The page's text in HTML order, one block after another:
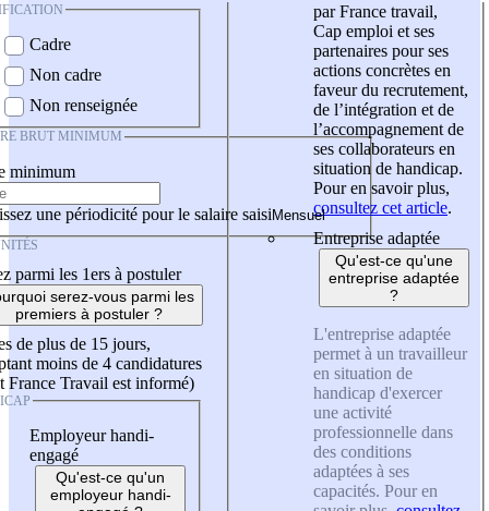
Cadre
Non cadre
Non renseignée
BRUT MINIMUM
minimum
une périodicité pour le salaire saisi
parmi les 1ers à postuler
serez-vous parmi les
premiers à postuler ?
de plus de 15 jours,
moins de 4 candidatures
France Travail est informé)
Employeur handi-
engagé
Qu'est-ce qu'un
employeur handi-
par France travail,
Cap emploi et ses
partenaires pour ses
actions concrètes en
faveur du recrutement,
de l’intégration et de
l’accompagnement de
ses collaborateurs en
situation de handicap.
Pour en savoir plus,
consultez cet article.
Entreprise adaptée
Qu'est-ce qu'une
entreprise adaptée
?
L'entreprise adaptée
permet à un travailleur
en situation de
handicap d'exercer
une activité
professionnelle dans
des conditions
adaptées à ses
capacités. Pour en